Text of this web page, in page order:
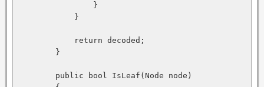
                }
            }
            return decoded;
        }
        public bool IsLeaf(Node node)